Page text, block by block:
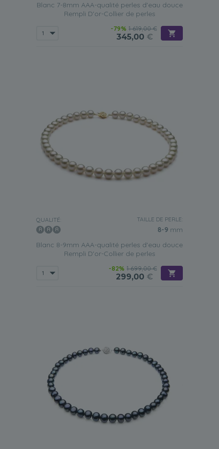
Blanc 7-8mm AAA-qualité perles d'eau douce
Rempli D'or-Collier de perles
-79% 1 619,00 €
345,00 €
QUALITÉ: TAILLE DE PERLE:
8-9 mm
Blanc 8-9mm AAA-qualité perles d'eau douce
Rempli D'or-Collier de perles
-82% 1 699,00 €
299,00 €